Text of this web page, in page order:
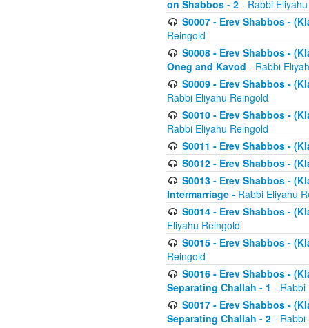
on Shabbos - 2 - Rabbi
S0007 - Erev Shabbos -
Reingold
S0008 - Erev Shabbos -
Oneg and Kavod - Rabbi
S0009 - Erev Shabbos -
Rabbi Eliyahu Reingold
S0010 - Erev Shabbos -
Rabbi Eliyahu Reingold
S0011 - Erev Shabbos -
S0012 - Erev Shabbos -
S0013 - Erev Shabbos -
Intermarriage - Rabbi Eliyahu
S0014 - Erev Shabbos -
Eliyahu Reingold
S0015 - Erev Shabbos -
Reingold
S0016 - Erev Shabbos -
Separating Challah - 1 - Rabbi
S0017 - Erev Shabbos -
Separating Challah - 2 - Rabbi